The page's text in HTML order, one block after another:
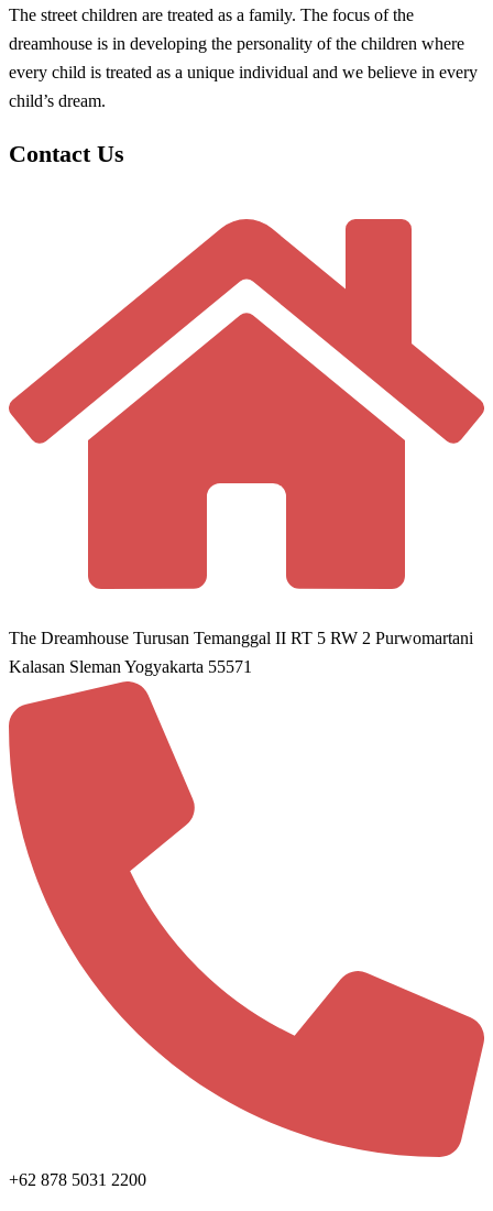
The street children are treated as a family. The focus of the
dreamhouse is in developing the personality of the children where
every child is treated as a unique individual and we believe in every
child’s dream.
Contact Us
The Dreamhouse Turusan Temanggal II RT 5 RW 2 Purwomartani
Kalasan Sleman Yogyakarta 55571
+62 878 5031 2200